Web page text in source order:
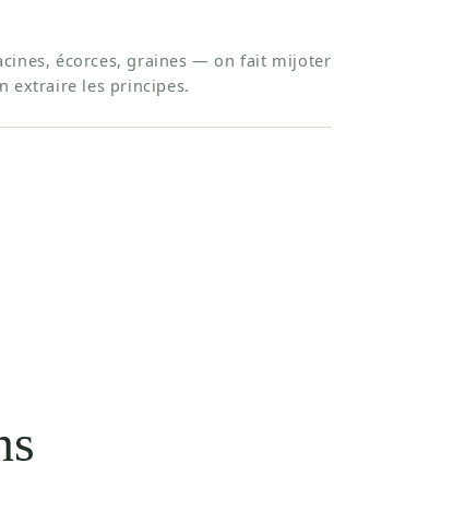
écorces, graines — on fait mijoter
extraire les principes.